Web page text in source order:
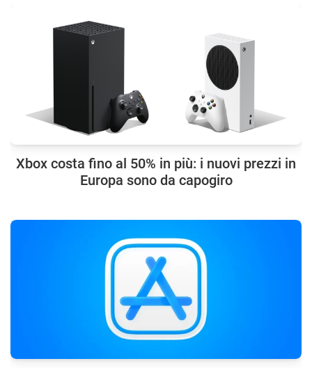
Xbox costa fino al 50% in più: i nuovi prezzi in
Europa sono da capogiro